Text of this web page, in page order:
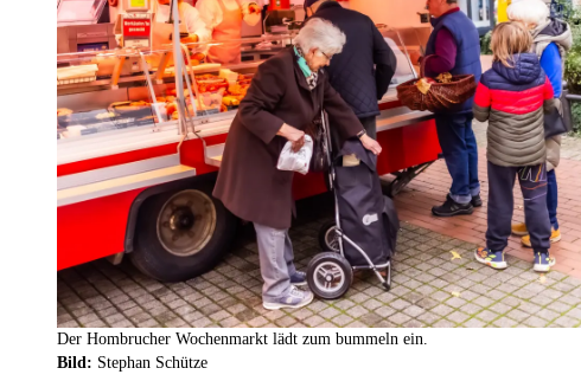
Der Hombrucher Wochenmarkt lädt zum bummeln ein.
Bild: Stephan Schütze